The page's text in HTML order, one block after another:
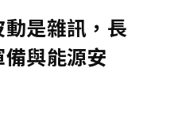
動是雜訊，長
與能源安